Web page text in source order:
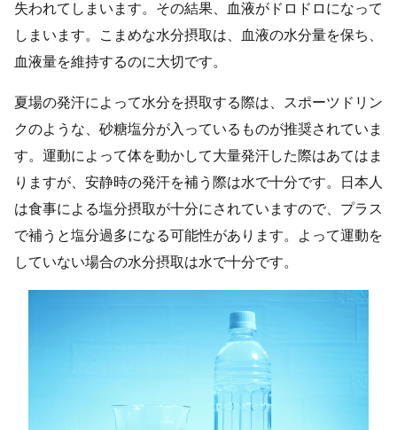
失われてしまいます。その結果、血液がドロドロになって
しまいます。こまめな水分摂取は、血液の水分量を保ち、
血液量を維持するのに大切です。
夏場の発汗によって水分を摂取する際は、スポーツドリン
クのような、砂糖塩分が入っているものが推奨されていま
す。運動によって体を動かして大量発汗した際はあてはま
りますが、安静時の発汗を補う際は水で十分です。日本人
は食事による塩分摂取が十分にされていますので、プラス
で補うと塩分過多になる可能性があります。よって運動を
していない場合の水分摂取は水で十分です。